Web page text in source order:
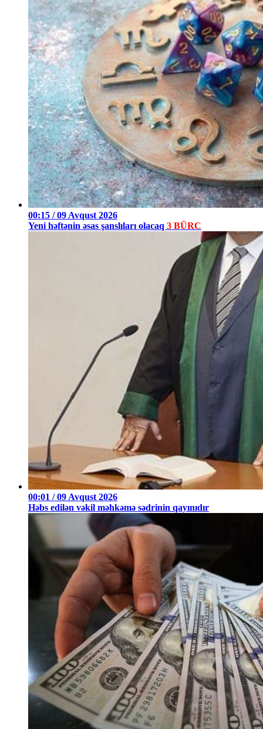
00:15 / 09 Avqust 2026
Yeni həftənin əsas şanslıları olacaq 3 BÜRC
00:01 / 09 Avqust 2026
Həbs edilən vəkil məhkəmə sədrinin qayınıdır